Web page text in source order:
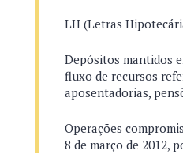
LH (Letras
Depósitos mantidos
fluxo de recursos
aposentadorias,
Operações
8 de março de 2012,